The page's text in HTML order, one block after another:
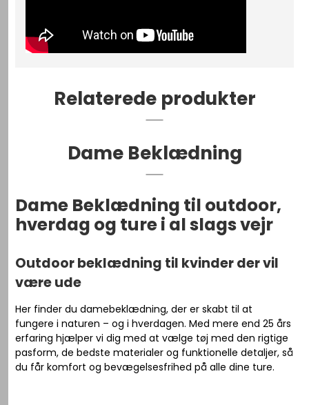
Relaterede produkter
Dame Beklædning
Dame Beklædning til outdoor,
hverdag og ture i al slags vejr
Outdoor beklædning til kvinder der vil
være ude
Her finder du damebeklædning, der er skabt til at
fungere i naturen – og i hverdagen. Med mere end 25 års
erfaring hjælper vi dig med at vælge tøj med den rigtige
pasform, de bedste materialer og funktionelle detaljer, så
du får komfort og bevægelsesfrihed på alle dine ture.